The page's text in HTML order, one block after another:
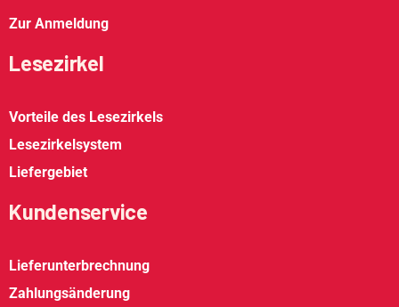
Zur Anmeldung
Lesezirkel
Vorteile des Lesezirkels
Lesezirkelsystem
Liefergebiet
Kundenservice
Lieferunterbrechnung
Zahlungsänderung